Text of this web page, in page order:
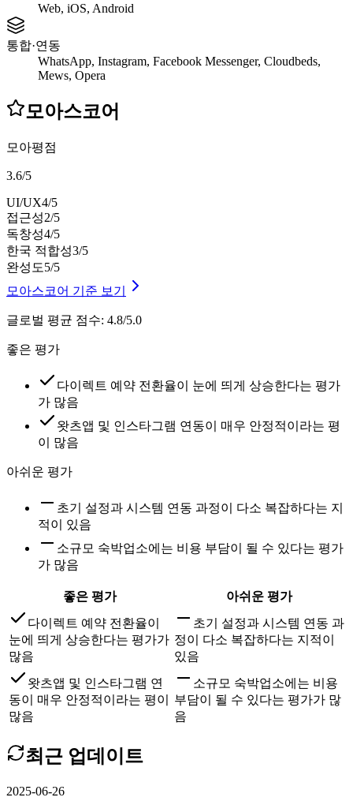
Web, iOS, Android
통합·연동
WhatsApp, Instagram, Facebook Messenger, Cloudbeds,
Mews, Opera
모아스코어
모아평점
3.6/5
UI/UX4/5
접근성2/5
독창성4/5
한국 적합성3/5
완성도5/5
모아스코어 기준 보기
글로벌 평균 점수: 4.8/5.0
좋은 평가
다이렉트 예약 전환율이 눈에 띄게 상승한다는 평가
가 많음
왓츠앱 및 인스타그램 연동이 매우 안정적이라는 평
이 많음
아쉬운 평가
초기 설정과 시스템 연동 과정이 다소 복잡하다는 지
적이 있음
소규모 숙박업소에는 비용 부담이 될 수 있다는 평가
가 많음
좋은 평가
아쉬운 평가
다이렉트 예약 전환율이
눈에 띄게 상승한다는 평가가
많음
초기 설정과 시스템 연동 과
정이 다소 복잡하다는 지적이
있음
왓츠앱 및 인스타그램 연
동이 매우 안정적이라는 평이
많음
소규모 숙박업소에는 비용
부담이 될 수 있다는 평가가 많
음
최근 업데이트
2025-06-26